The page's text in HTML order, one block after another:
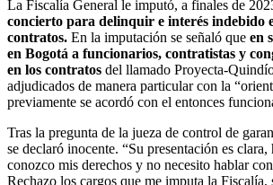
La Fiscalía General le imputó, a finales de
concierto para delinquir e interés indebido
contratos. En la imputación se señaló que en
en Bogotá a funcionarios, contratistas y
en los contratos del llamado Proyecta-
adjudicados de manera particular con la
previamente se acordó con el entonces
Tras la pregunta de la jueza de control de
se declaró inocente. “Su presentación es clara,
conozco mis derechos y no necesito hablar
Rechazo los cargos que me imputa la